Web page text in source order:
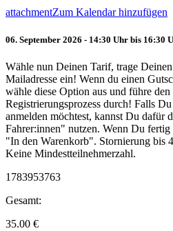
attachmentZum Kalendar hinzufügen
06. September 2026 - 14:30 Uhr bis 16:30
Wähle nun Deinen Tarif, trage
Mailadresse ein! Wenn du einen
wähle diese Option aus und führe
Registrierungsprozess durch! Falls
anmelden möchtest, kannst Du dafür
Fahrer:innen" nutzen. Wenn Du
"In den Warenkorb". Stornierung bis
Keine Mindestteilnehmerzahl.
1783953763
Gesamt:
35.00 €